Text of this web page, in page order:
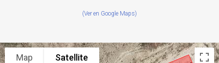
(Ver en Google Maps)
Map Satellite